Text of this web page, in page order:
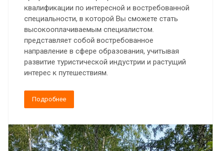
квалификации по интересной и востребованной
специальности, в которой Вы сможете стать
высокооплачиваемым специалистом.
представляет собой востребованное
направление в сфере образования, учитывая
развитие туристической индустрии и растущий
интерес к путешествиям.
Подробнее